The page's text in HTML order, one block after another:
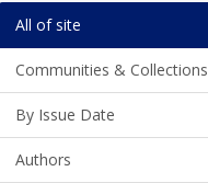
All of site
Communities & Collections
By Issue Date
Authors